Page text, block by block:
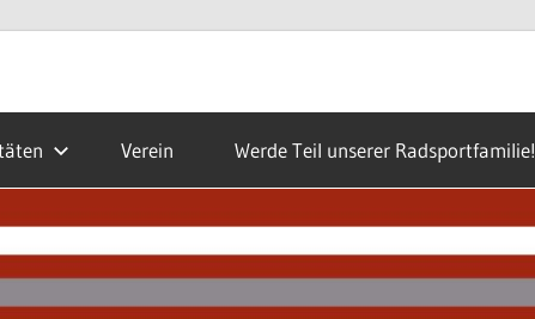
Verein Werde Teil unserer Radsportfamilie!